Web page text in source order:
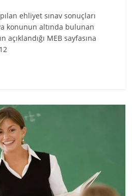
ehliyet sınav sonuçları
konunun altında bulunan
açıklandığı MEB sayfasına